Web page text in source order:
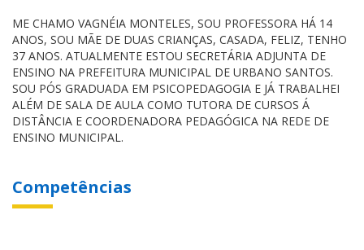
ME CHAMO VAGNÉIA MONTELES, SOU PROFESSORA HÁ 14
ANOS, SOU MÃE DE DUAS CRIANÇAS, CASADA, FELIZ, TENHO
37 ANOS. ATUALMENTE ESTOU SECRETÁRIA ADJUNTA DE
ENSINO NA PREFEITURA MUNICIPAL DE URBANO SANTOS.
SOU PÓS GRADUADA EM PSICOPEDAGOGIA E JÁ TRABALHEI
ALÉM DE SALA DE AULA COMO TUTORA DE CURSOS Á
DISTÂNCIA E COORDENADORA PEDAGÓGICA NA REDE DE
ENSINO MUNICIPAL.
Competências